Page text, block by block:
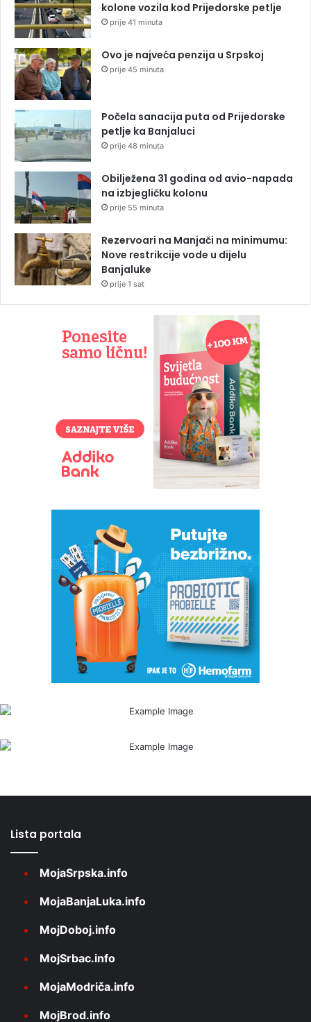
kolone vozila kod Prijedorske petlje
prije 41 minuta
Ovo je najveća penzija u Srpskoj
prije 45 minuta
Počela sanacija puta od Prijedorske
petlje ka Banjaluci
prije 48 minuta
Obilježena 31 godina od avio-napada
na izbjegličku kolonu
prije 55 minuta
Rezervoari na Manjači na minimumu:
Nove restrikcije vode u dijelu
Banjaluke
prije 1 sat
Lista portala
MojaSrpska.info
MojaBanjaLuka.info
MojDoboj.info
MojSrbac.info
MojaModriča.info
MojBrod.info